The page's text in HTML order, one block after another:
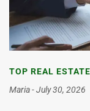
TOP REAL
Maria
July 30, 2026